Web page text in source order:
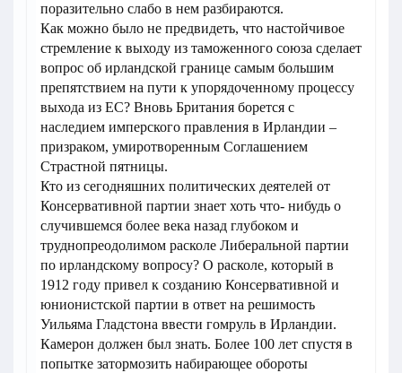
поразительно слабо в нем разбираются.
Как можно было не предвидеть, что настойчивое
стремление к выходу из таможенного союза сделает
вопрос об ирландской границе самым большим
препятствием на пути к упорядоченному процессу
выхода из ЕС? Вновь Британия борется с
наследием имперского правления в Ирландии –
призраком, умиротворенным Соглашением
Страстной пятницы.
Кто из сегодняшних политических деятелей от
Консервативной партии знает хоть что- нибудь о
случившемся более века назад глубоком и
труднопреодолимом расколе Либеральной партии
по ирландскому вопросу? О расколе, который в
1912 году привел к созданию Консервативной и
юнионистской партии в ответ на решимость
Уильяма Гладстона ввести гомруль в Ирландии.
Камерон должен был знать. Более 100 лет спустя в
попытке затормозить набирающее обороты